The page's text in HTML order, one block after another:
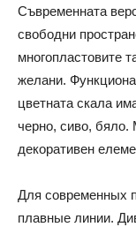
Съвременната
свободни
многопластовите
желани.
цветната скала
черно, сиво, бяло.
декоративен
Для современных
плавные линии.